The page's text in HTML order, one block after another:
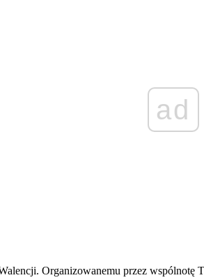
ad
Organizowanemu przez wspólnotę